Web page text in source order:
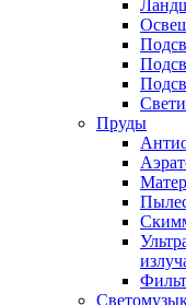
Пруды